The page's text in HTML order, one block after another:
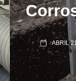
ABRIL